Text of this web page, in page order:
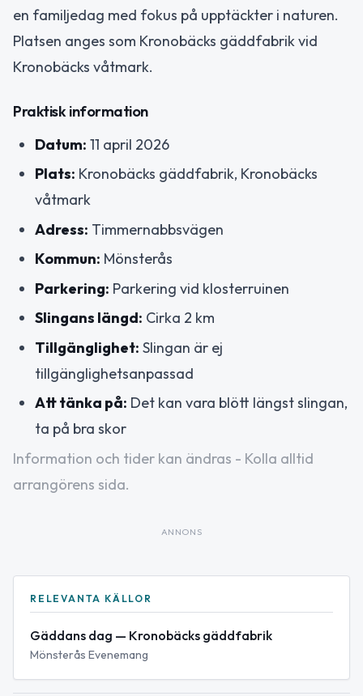
en familjedag med fokus på upptäckter i naturen.
Platsen anges som Kronobäcks gäddfabrik vid
Kronobäcks våtmark.
Praktisk information
Datum: 11 april 2026
Plats: Kronobäcks gäddfabrik, Kronobäcks
våtmark
Adress: Timmernabbsvägen
Kommun: Mönsterås
Parkering: Parkering vid klosterruinen
Slingans längd: Cirka 2 km
Tillgänglighet: Slingan är ej
tillgänglighetsanpassad
Att tänka på: Det kan vara blött längst slingan,
ta på bra skor
Information och tider kan ändras - Kolla alltid
arrangörens sida.
ANNONS
RELEVANTA KÄLLOR
Gäddans dag — Kronobäcks gäddfabrik
Mönsterås Evenemang